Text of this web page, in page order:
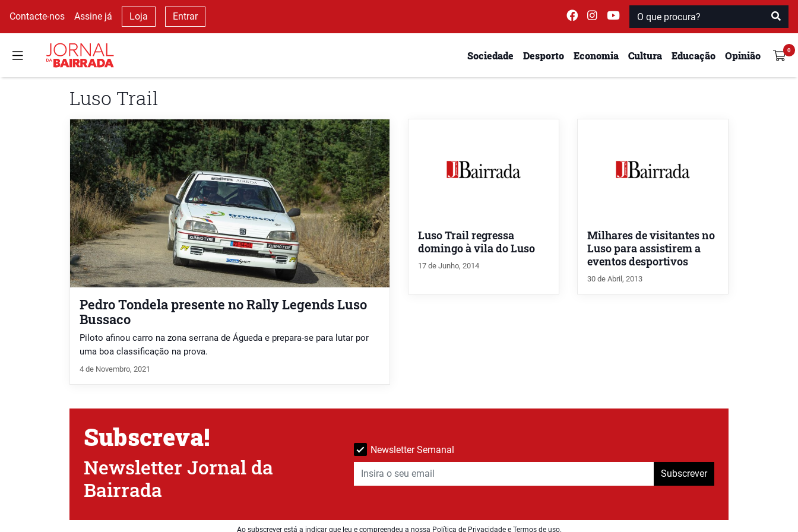
Contacte-nos Assine já Loja Entrar
Sociedade Desporto Economia Cultura Educação Opinião
Luso Trail
Pedro Tondela presente no Rally Legends Luso
Bussaco
Piloto afinou carro na zona serrana de Águeda e prepara-se para lutar por
uma boa classificação na prova.
4 de Novembro, 2021
Luso Trail regressa
domingo à vila do Luso
17 de Junho, 2014
Milhares de visitantes no
Luso para assistirem a
eventos desportivos
30 de Abril, 2013
Subscreva!
Newsletter Jornal da
Bairrada
Newsletter Semanal
Subscrever
Ao subscrever está a indicar que leu e compreendeu a nossa Política de Privacidade e Termos de uso.